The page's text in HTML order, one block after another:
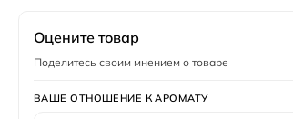
ПолОцените товар
Поделитесь своим мнением о товаре
ВАШЕ ОТНОШЕНИЕ К АРОМАТУ